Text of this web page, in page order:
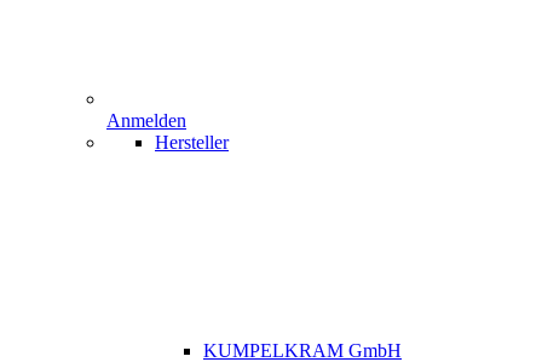
Anmelden
Hersteller
KUMPELKRAM GmbH